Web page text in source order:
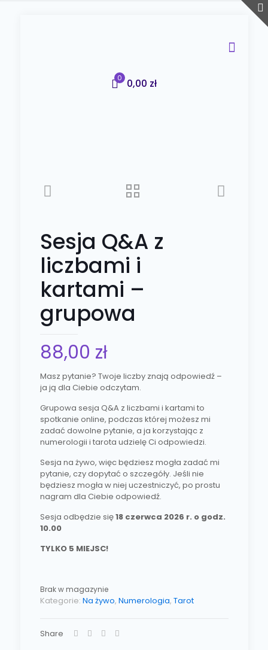
0 0,00 zł
Sesja Q&A z
liczbami i
kartami –
grupowa
88,00 zł
Masz pytanie? Twoje liczby znają odpowiedź –
ja ją dla Ciebie odczytam.
Grupowa sesja Q&A z liczbami i kartami to
spotkanie online, podczas której możesz mi
zadać dowolne pytanie, a ja korzystając z
numerologii i tarota udzielę Ci odpowiedzi.
Sesja na żywo, więc będziesz mogła zadać mi
pytanie, czy dopytać o szczegóły. Jeśli nie
będziesz mogła w niej uczestniczyć, po prostu
nagram dla Ciebie odpowiedź.
Sesja odbędzie się18 czerwca 2026 r. o godz.
10.00
TYLKO 5 MIEJSC!
Brak w magazynie
Kategorie: Na żywo, Numerologia, Tarot
Share